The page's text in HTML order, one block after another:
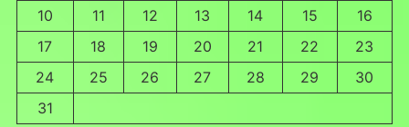
10
11 12 13 14 15
16
17
18 19 20 21 22
23
24
25 26 27 28 29
30
31